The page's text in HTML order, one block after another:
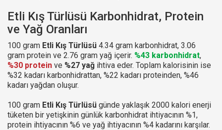
Etli Kış Türlüsü Karbonhidrat, Protein
ve Yağ Oranları
100 gram Etli Kış Türlüsü 4.34 gram karbonhidrat, 3.06
gram protein ve 2.76 gram yağ içerir. %43 karbonhidrat,
%30 protein ve %27 yağ ihtiva eder. Toplam kalorisinin ise
%32 kadarı karbonhidrattan, %22 kadarı proteinden, %46
kadarı yağdan oluşur.
100 gram Etli Kış Türlüsü günde yaklaşık 2000 kalori enerji
tüketen bir yetişkinin günlük karbonhidrat ihtiyacının %1,
protein ihtiyacının %6 ve yağ ihtiyacının %4 kadarını karşılar.